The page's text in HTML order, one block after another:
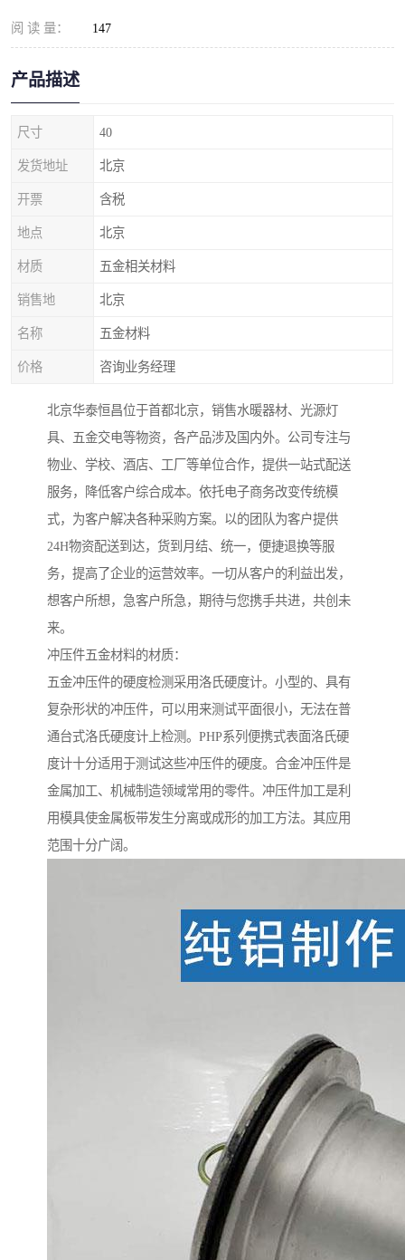
阅 读 量： 147
产品描述
尺寸 40
发货地址 北京
开票 含税
地点 北京
材质 五金相关材料
销售地 北京
名称 五金材料
价格 咨询业务经理
北京华泰恒昌位于首都北京，销售水暖器材、光源灯
具、五金交电等物资，各产品涉及国内外。公司专注与
物业、学校、酒店、工厂等单位合作，提供一站式配送
服务，降低客户综合成本。依托电子商务改变传统模
式，为客户解决各种采购方案。以的团队为客户提供
24H物资配送到达，货到月结、统一，便捷退换等服
务，提高了企业的运营效率。一切从客户的利益出发，
想客户所想，急客户所急，期待与您携手共进，共创未
来。
冲压件五金材料的材质：
五金冲压件的硬度检测采用洛氏硬度计。小型的、具有
复杂形状的冲压件，可以用来测试平面很小，无法在普
通台式洛氏硬度计上检测。PHP系列便携式表面洛氏硬
度计十分适用于测试这些冲压件的硬度。合金冲压件是
金属加工、机械制造领域常用的零件。冲压件加工是利
用模具使金属板带发生分离或成形的加工方法。其应用
范围十分广阔。